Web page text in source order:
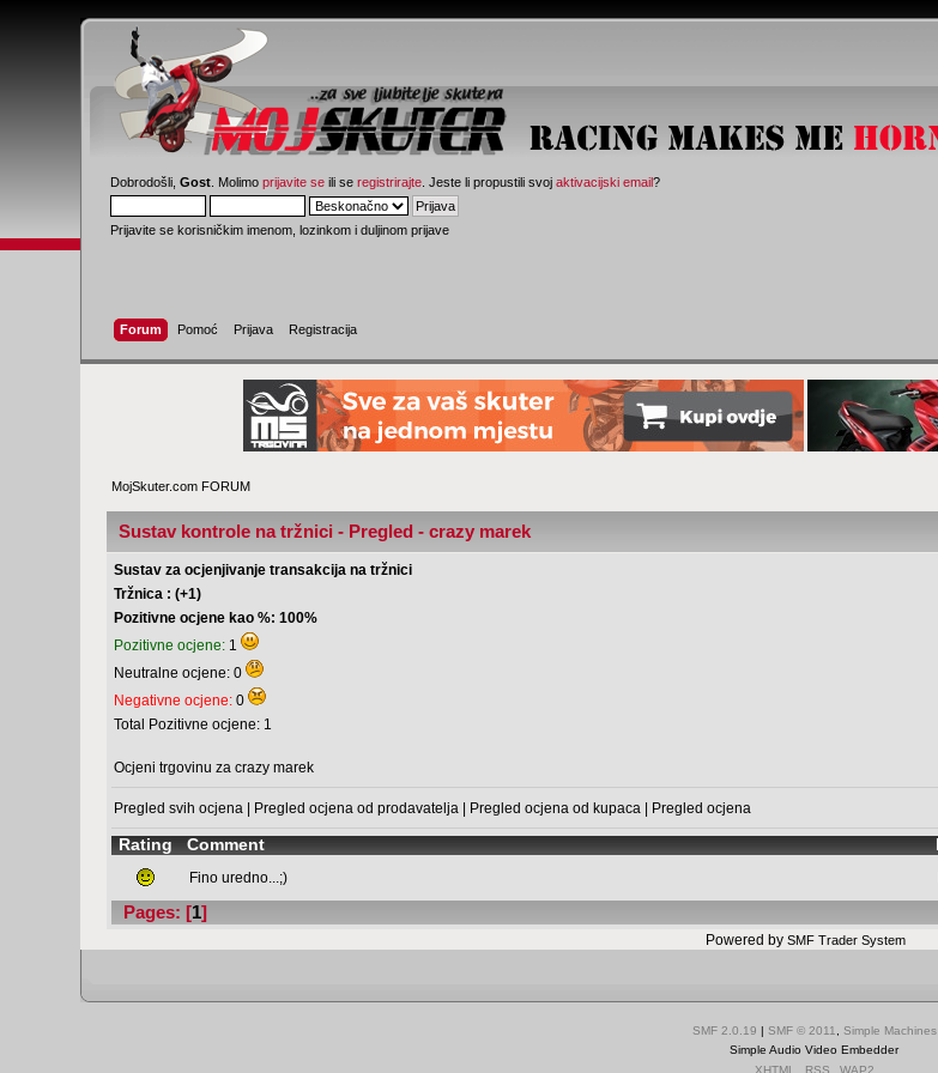
Dobrodošli,Gost . Molimoprijavite se ili seregistrirajte . Jeste li propustili svojaktivacijski email?
Prijavite se korisničkim imenom, lozinkom i duljinom prijave
Forum Pomoć Prijava Registracija
MojSkuter.com FORUM
Sustav kontrole na tržnici - Pregled - crazy marek
Sustav za ocjenjivanje transakcija na tržnici
Tržnica : (+1)
Pozitivne ocjene kao %: 100%
Pozitivne ocjene: 1
Neutralne ocjene: 0
Negativne ocjene: 0
Total Pozitivne ocjene: 1
Ocjeni trgovinu za crazy marek
Pregled svih ocjena | Pregled ocjena od prodavatelja | Pregled ocjena od kupaca | Pregled ocjena
Rating Comment
Fino uredno...;)
Pages: [1]
Powered by SMF Trader System
SMF 2.0.19 | SMF © 2011
Simple Machines
Simple Audio Video Embedder
XHTML
RSS WAP2